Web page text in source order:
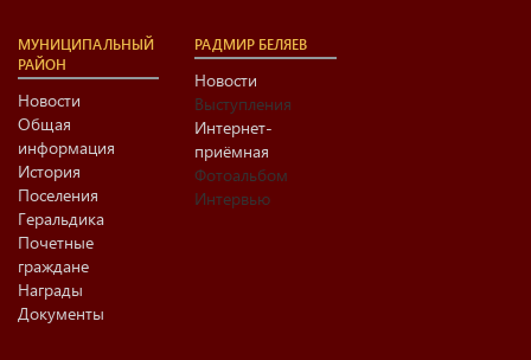
МУНИЦИПАЛЬНЫЙ
РАЙОН
Новости
Общая
информация
История
Поселения
Геральдика
Почетные
граждане
Награды
Документы
РАДМИР БЕЛЯЕВ
Новости
Выступления
Интернет-
приёмная
Фотоальбом
Интервью